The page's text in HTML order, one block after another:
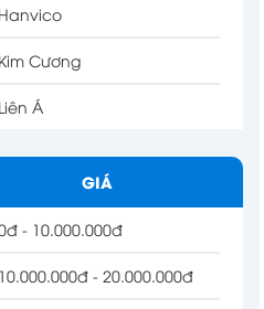
Hanvico
Kim Cương
Liên Á
GIÁ
- 10.000.000đ
10.000.000đ - 20.000.000đ